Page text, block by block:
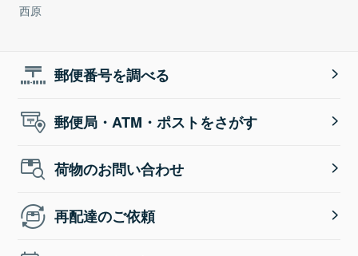
西原
郵便番号を調べる
郵便局・ATM・ポストをさがす
荷物のお問い合わせ
再配達のご依頼